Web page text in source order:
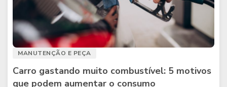
MANUTENÇÃO E PEÇA
Carro gastando muito combustível: 5 motivos
que podem aumentar o consumo